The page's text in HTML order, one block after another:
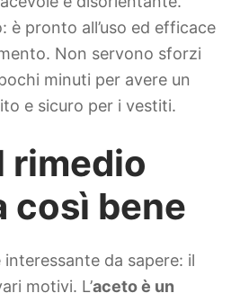
è pronto all’uso ed efficace
Non servono sforzi
minuti per avere un
e sicuro per i vestiti.
rimedio
così bene
da sapere: il
motivi. L’aceto è un